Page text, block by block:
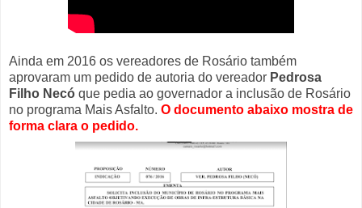
Ainda em 2016 os vereadores de Rosário também
aprovaram um pedido de autoria do vereador Pedrosa
Filho Necó que pedia ao governador a inclusão de Rosário
no programa Mais Asfalto. O documento abaixo mostra de
forma clara o pedido.